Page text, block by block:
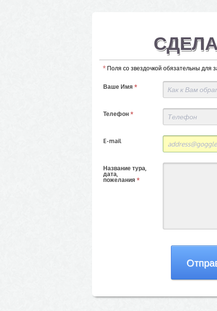
* Поля со звездочкой обязательны для
Ваше Имя *
Телефон *
E-mail
Название тура,
дата,
пожелания *